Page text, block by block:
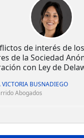
de interés de los
de la Sociedad
con Ley de
VICTORIA BUSNADIEGO
Abogados